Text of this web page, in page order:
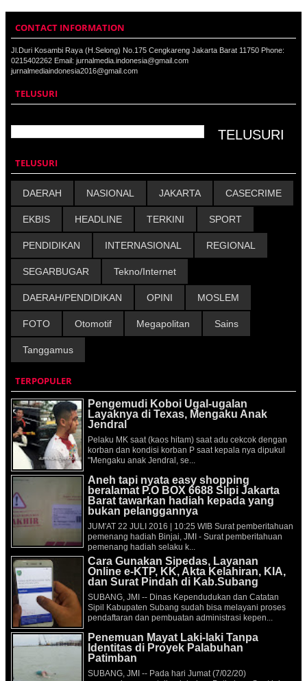
CONTACT INFORMATION
Jl.Duri Kosambi Raya (H.Selong) No.175 Cengkareng Jakarta Barat 11750 Phone:
0215402262 Email: jurnalmedia.indonesia@gmail.com
jurnalmediaindonesia2016@gmail.com
TELUSURI
TELUSURI
DAERAH NASIONAL JAKARTA CASECRIME
EKBIS HEADLINE TERKINI SPORT
PENDIDIKAN INTERNASIONAL REGIONAL
SEGARBUGAR Tekno/Internet
DAERAH/PENDIDIKAN OPINI MOSLEM
FOTO Otomotif Megapolitan Sains
Tanggamus
TERPOPULER
Pengemudi Koboi Ugal-ugalan
Layaknya di Texas, Mengaku Anak
Jendral
Pelaku MK saat (kaos hitam) saat adu cekcok dengan
korban dan kondisi korban P saat kepala nya dipukul
"Mengaku anak Jendral, se...
Aneh tapi nyata easy shopping
beralamat P.O BOX 6688 Slipi Jakarta
Barat tawarkan hadiah kepada yang
bukan pelanggannya
JUM'AT 22 JULI 2016 | 10:25 WIB Surat pemberitahuan
pemenang hadiah Binjai, JMI - Surat pemberitahuan
pemenang hadiah selaku k...
Cara Gunakan Sipedas, Layanan
Online e-KTP, KK, Akta Kelahiran, KIA,
dan Surat Pindah di Kab.Subang
SUBANG, JMI -- Dinas Kependudukan dan Catatan
Sipil Kabupaten Subang sudah bisa melayani proses
pendaftaran dan pembuatan administrasi kepen...
Penemuan Mayat Laki-laki Tanpa
Identitas di Proyek Palabuhan
Patimban
SUBANG, JMI -- Pada hari Jumat (7/02/20)